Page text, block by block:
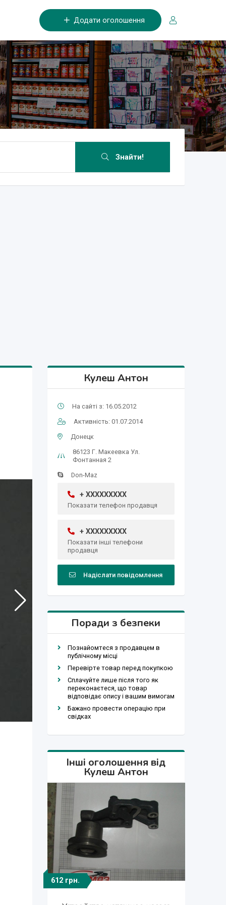
Додати оголошення
Знайти!
Кулеш Антон
На сайті з: 16.05.2012
Активність: 01.07.2014
Донецк
86123 Г. Макеевка Ул.
Фонтанная 2
Don-Maz
+ XXXXXXXXX
Показати телефон продавця
+ XXXXXXXXX
Показати інші телефони
продавця
Надіслати повідомлення
Поради з безпеки
Познайомтеся з продавцем в
публічному місці
Перевірте товар перед покупкою
Сплачуйте лише після того як
переконаєтеся, що товар
відповідає опису і вашим вимогам
Бажано провести операцію при
свідках
Інші оголошення від
Кулеш Антон
172 $
3 200 грн.
2 100 грн.
612 грн. 650 грн.
473 грн.
1 373 грн.
175 грн.
175 грн.
156 грн.
172 $
3 200 грн.